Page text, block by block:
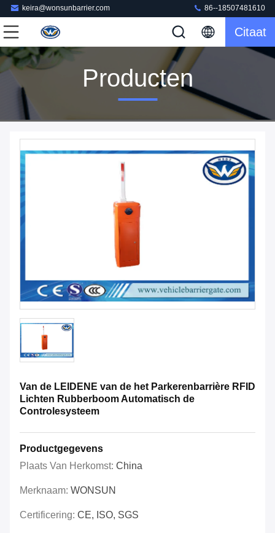
keira@wonsunbarrier.com 86--18507481610
Citaat
Producten
Van de LEIDENE van de het Parkerenbarrière RFID
Lichten Rubberboom Automatisch de
Controlesysteem
Productgegevens
Plaats Van Herkomst: China
Merknaam: WONSUN
Certificering: CE, ISO, SGS